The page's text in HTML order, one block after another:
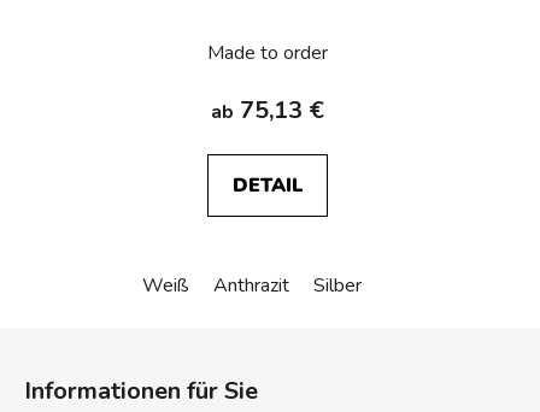
Made to order
ab 75,13 €
DETAIL
Weiß Anthrazit Silber
Informationen für Sie